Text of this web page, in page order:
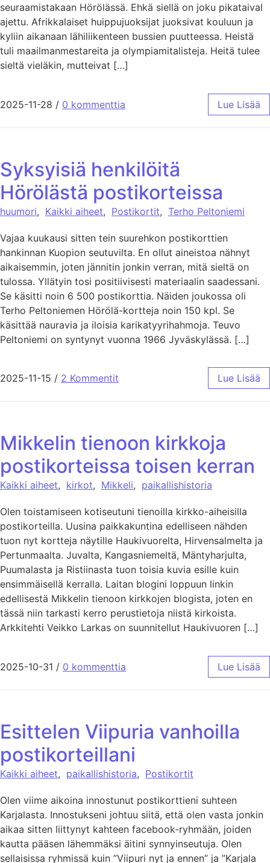
seuraamistakaan Hörölässä. Ehkä siellä on joku pikataival
ajettu. Afrikkalaiset huippujuoksijat juoksivat kouluun ja
kyliin aikanaan lähiliikenteen bussien puutteessa. Heistä
tuli maailmanmestareita ja olympiamitalisteja. Heitä tulee
sieltä vieläkin, mutteivat […]
2025-11-28 / 0 kommenttia Lue Lisää
Syksyisiä henkilöitä
Hörölästä postikorteissa
huumori, Kaikki aiheet, Postikortit, Terho Peltoniemi
Vajaa kuukausi sitten tein suurehkon postikorttien
hankinnan Kuopion seutuvilta. En ollut aineistoa nähnyt
aikaisemmin, joten jännitin jonkin verran, mitä sieltä on
tulossa. Yllätyin tosi positiivisesti materiaalin saadessani.
Se käsitti noin 6 500 postikorttia. Näiden joukossa oli
Terho Peltoniemen Hörölä-kortteja noin 150 kpl. Se
käsittää nauravia ja iloisia karikatyyrihahmoja. Teuvo
Peltoniemi on syntynyt vuonna 1966 Jyväskylässä. […]
2025-11-15 / 2 Kommentit Lue Lisää
Mikkelin tienoon kirkkoja
postikorteissa toisen kerran
Kaikki aiheet, kirkot, Mikkeli, paikallishistoria
Olen toistamiseen kotiseutuni tienoilla kirkko-aiheisilla
postikorteilla. Uusina paikkakuntina edelliseen nähden
tuon nyt kortteja näytille Haukivuorelta, Hirvensalmelta ja
Pertunmaalta. Juvalta, Kangasniemeltä, Mäntyharjulta,
Puumalasta ja Ristiinasta tuon toisia kuvia esille kuin
ensimmäisellä kerralla. Laitan blogini loppuun linkin
edellisestä Mikkelin tienoon kirkkojen blogista, joten en
tässä niin tarkasti kerro perustietoja niistä kirkoista.
Arkkitehti Veikko Larkas on suunnitellut Haukivuoren […]
2025-10-31 / 0 kommenttia Lue Lisää
Esittelen Viipuria vanhoilla
postikorteillani
Kaikki aiheet, paikallishistoria, Postikortit
Olen viime aikoina innostunut postikorttieni suhteen
Karjalasta. Innostukseni johtuu siitä, että olen vasta jonkin
aikaa sitten liittynyt kahteen facebook-ryhmään, joiden
kautta pääsen lähemmäksi äitini synnyinseutuja. Olen
sellaisissa ryhmissä kuin ”Viipuri nyt ja ennen” ja ”Karjala